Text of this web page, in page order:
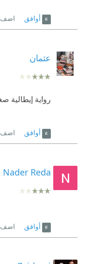
أوافق اضف
عثمان
رواية إيطالية
أوافق اضف
Nader Reda
أوافق اضف